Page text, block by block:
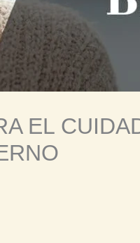
EL